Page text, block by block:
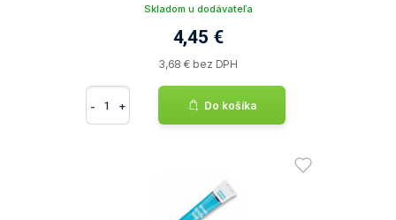
Skladom u dodávateľa
4,45 €
3,68 € bez DPH
- + Do košíka